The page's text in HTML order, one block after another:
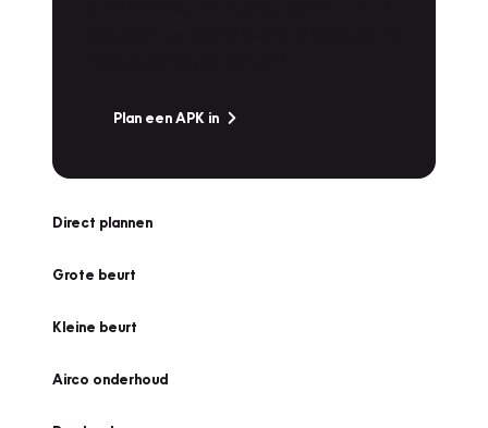
Plan een APK in
Direct plannen
Grote beurt
Kleine beurt
Airco onderhoud